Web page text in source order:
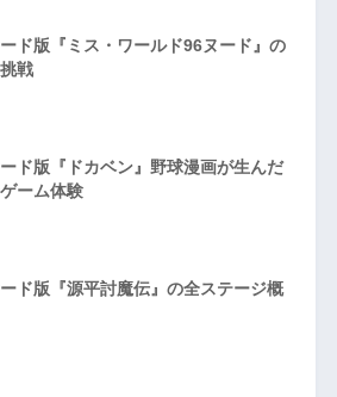
ド版『ミス・ワールド96ヌード』の
戦
ド版『ドカベン』野球漫画が生んだ
ーム体験
ド版『源平討魔伝』の全ステージ概